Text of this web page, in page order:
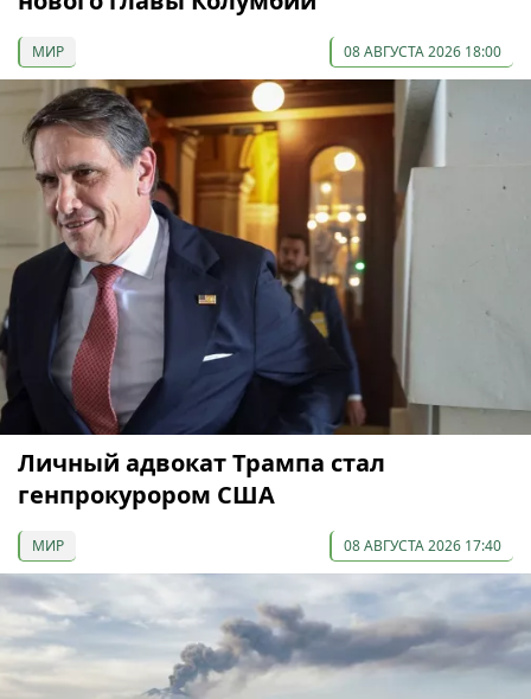
МИР 08 АВГУСТА 2026 18:00
Личный адвокат Трампа стал
генпрокурором США
МИР 08 АВГУСТА 2026 17:40